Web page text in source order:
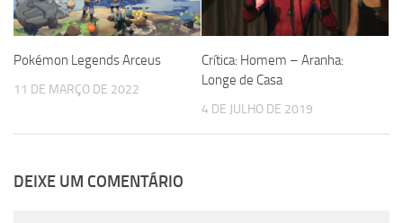
Pokémon Legends Arceus
11 DE MARÇO DE 2022
Crítica: Homem – Aranha:
Longe de Casa
4 DE JULHO DE 2019
DEIXE UM COMENTÁRIO